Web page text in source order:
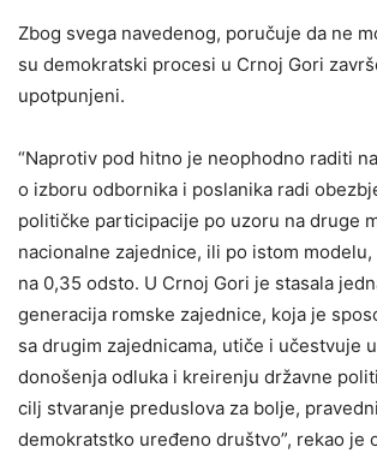
Zbog svega navedenog, poručuje da ne
su demokratski procesi u Crnoj Gori
upotpunjeni.
“Naprotiv pod hitno je neophodno raditi
o izboru odbornika i poslanika radi
političke participacije po uzoru na druge
nacionalne zajednice, ili po istom
na 0,35 odsto. U Crnoj Gori je stasala
generacija romske zajednice, koja je
sa drugim zajednicama, utiče i učestvuje
donošenja odluka i kreirenju državne
cilj stvaranje preduslova za bolje,
demokratstko uređeno društvo”, rekao je